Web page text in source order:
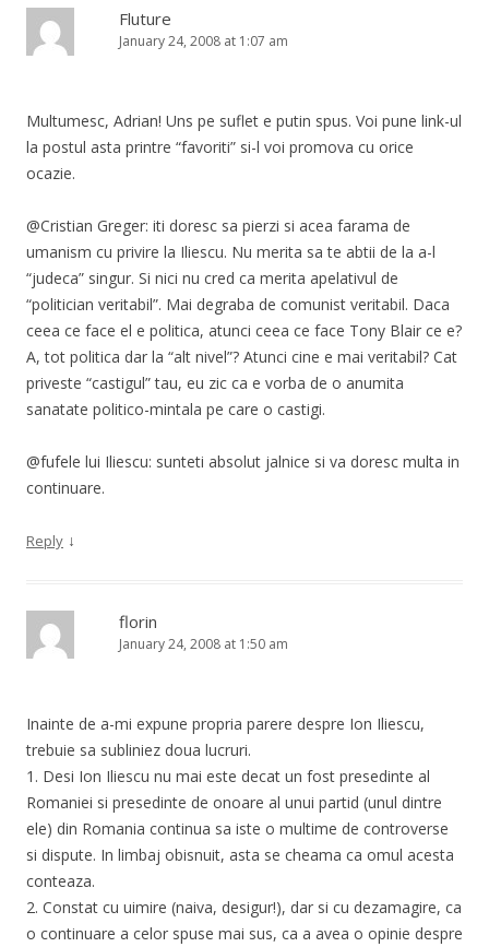
Fluture
January 24, 2008 at 1:07 am
Multumesc, Adrian! Uns pe suflet e putin spus. Voi pune link-ul
la postul asta printre “favoriti” si-l voi promova cu orice
ocazie.
@Cristian Greger: iti doresc sa pierzi si acea farama de
umanism cu privire la Iliescu. Nu merita sa te abtii de la a-l
“judeca” singur. Si nici nu cred ca merita apelativul de
“politician veritabil”. Mai degraba de comunist veritabil. Daca
ceea ce face el e politica, atunci ceea ce face Tony Blair ce e?
A, tot politica dar la “alt nivel”? Atunci cine e mai veritabil? Cat
priveste “castigul” tau, eu zic ca e vorba de o anumita
sanatate politico-mintala pe care o castigi.
@fufele lui Iliescu: sunteti absolut jalnice si va doresc multa in
continuare.
Reply ↓
florin
January 24, 2008 at 1:50 am
Inainte de a-mi expune propria parere despre Ion Iliescu,
trebuie sa subliniez doua lucruri.
1. Desi Ion Iliescu nu mai este decat un fost presedinte al
Romaniei si presedinte de onoare al unui partid (unul dintre
ele) din Romania continua sa iste o multime de controverse
si dispute. In limbaj obisnuit, asta se cheama ca omul acesta
conteaza.
2. Constat cu uimire (naiva, desigur!), dar si cu dezamagire, ca
o continuare a celor spuse mai sus, ca a avea o opinie despre